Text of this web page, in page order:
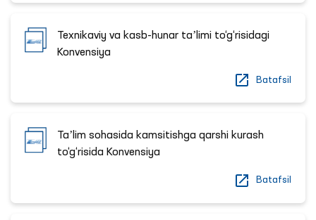
Texnikaviy va kasb-hunar taʼlimi to‘g‘risidagi
Konvensiya
Batafsil
Taʼlim sohasida kamsitishga qarshi kurash
to‘g‘risida Konvensiya
Batafsil